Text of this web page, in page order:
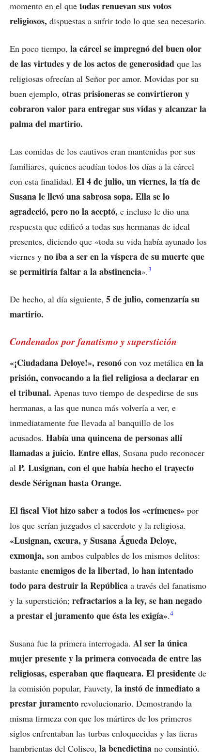
momento en el que todas renuevan sus votos
religiosos, dispuestas a sufrir todo lo que sea necesario.
En poco tiempo, la cárcel se impregnó del buen olor
de las virtudes y de los actos de generosidad que las
religiosas ofrecían al Señor por amor. Movidas por su
buen ejemplo, otras prisioneras se convirtieron y
cobraron valor para entregar sus vidas y alcanzar la
palma del martirio.
Las comidas de los cautivos eran mantenidas por sus
familiares, quienes acudían todos los días a la cárcel
con esta finalidad. El 4 de julio, un viernes, la tía de
Susana le llevó una sabrosa sopa. Ella se lo
agradeció, pero no la aceptó, e incluso le dio una
respuesta que edificó a todas sus hermanas de ideal
presentes, diciendo que «toda su vida había ayunado los
viernes y no iba a ser en la víspera de su muerte que
se permitiría faltar a la abstinencia».3
De hecho, al día siguiente, 5 de julio, comenzaría su
martirio.
Condenados por fanatismo y superstición
«¡Ciudadana Deloye!», resonó con voz metálica en la
prisión, convocando a la fiel religiosa a declarar en
el tribunal. Apenas tuvo tiempo de despedirse de sus
hermanas, a las que nunca más volvería a ver, e
inmediatamente fue llevada al banquillo de los
acusados. Había una quincena de personas allí
llamadas a juicio. Entre ellas, Susana pudo reconocer
al P. Lusignan, con el que había hecho el trayecto
desde Sérignan hasta Orange.
El fiscal Viot hizo saber a todos los «crímenes» por
los que serían juzgados el sacerdote y la religiosa.
«Lusignan, excura, y Susana Águeda Deloye,
exmonja, son ambos culpables de los mismos delitos:
bastante enemigos de la libertad, lo han intentado
todo para destruir la República a través del fanatismo
y la superstición; refractarios a la ley, se han negado
a prestar el juramento que ésta les exigía».4
Susana fue la primera interrogada. Al ser la única
mujer presente y la primera convocada de entre las
religiosas, esperaban que flaqueara. El presidente de
la comisión popular, Fauvety, la instó de inmediato a
prestar juramento revolucionario. Demostrando la
misma firmeza con que los mártires de los primeros
siglos enfrentaban las turbas enloquecidas y las fieras
hambrientas del Coliseo, la benedictina no consintió.